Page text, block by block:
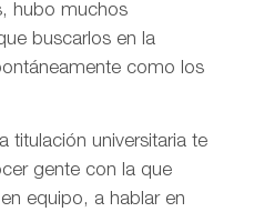
hubo muchos
buscarlos en la
como los
titulación universitaria te
gente con la que
equipo, a hablar en